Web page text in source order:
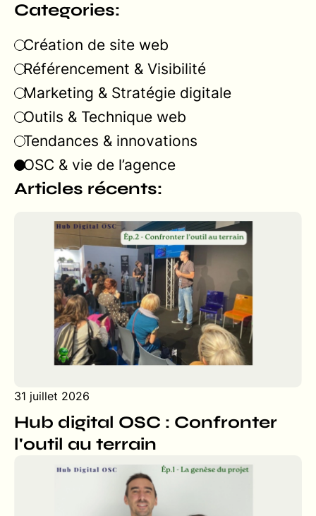
Categories:
Création de site web
Référencement & Visibilité
Marketing & Stratégie digitale
Outils & Technique web
Tendances & innovations
OSC & vie de l’agence
Articles récents:
31 juillet 2026
Hub digital OSC : Confronter
l'outil au terrain